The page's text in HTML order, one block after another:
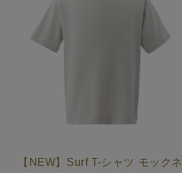
【NEW】Surf T-シャツ モックネ